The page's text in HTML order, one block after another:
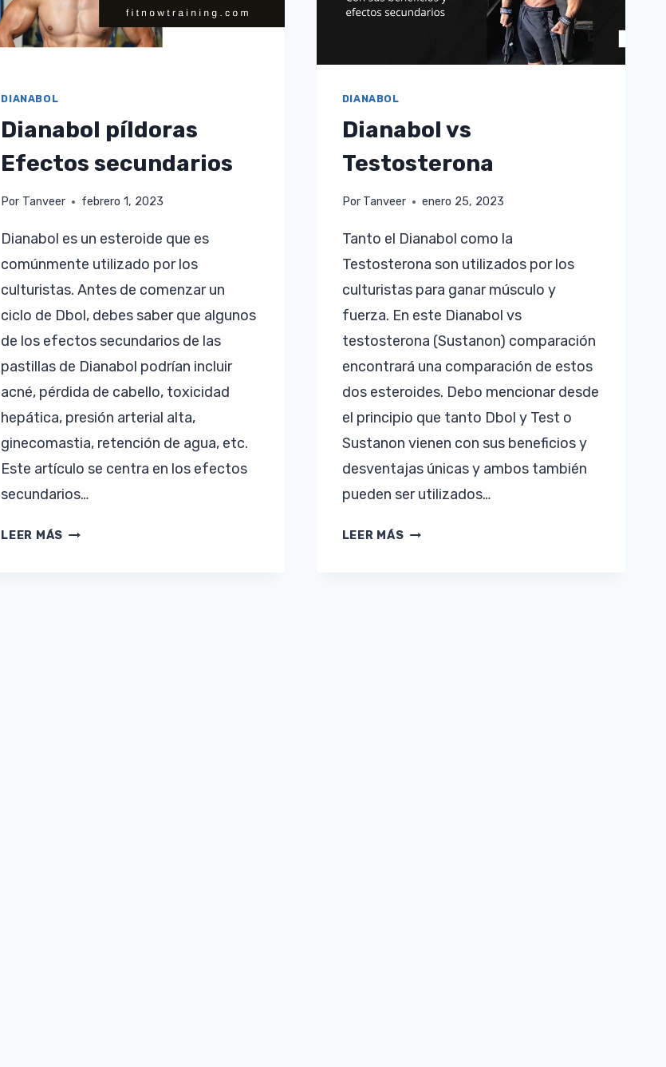
DIANABOL
Dianabol píldoras
Efectos secundarios
Por Tanveer febrero 1, 2023
Dianabol es un esteroide que es
comúnmente utilizado por los
culturistas. Antes de comenzar un
ciclo de Dbol, debes saber que algunos
de los efectos secundarios de las
pastillas de Dianabol podrían incluir
acné, pérdida de cabello, toxicidad
hepática, presión arterial alta,
ginecomastia, retención de agua, etc.
Este artículo se centra en los efectos
secundarios…
LEER MÁS DIANABOL
DIANABOL
Dianabol vs
Testosterona
Por Tanveer enero 25, 2023
Tanto el Dianabol como la
Testosterona son utilizados por los
culturistas para ganar músculo y
fuerza. En este Dianabol vs
testosterona (Sustanon) comparación
encontrará una comparación de estos
dos esteroides. Debo mencionar desde
el principio que tanto Dbol y Test o
Sustanon vienen con sus beneficios y
desventajas únicas y ambos también
pueden ser utilizados…
LEER MÁS DIANABOL